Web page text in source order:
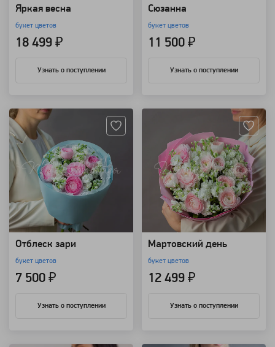
Яркая весна
букет цветов
18 499 ₽
Узнать о поступлении
Сюзанна
букет цветов
11 500 ₽
Узнать о поступлении
Отблеск зари
букет цветов
7 500 ₽
Узнать о поступлении
Мартовский день
букет цветов
12 499 ₽
Узнать о поступлении